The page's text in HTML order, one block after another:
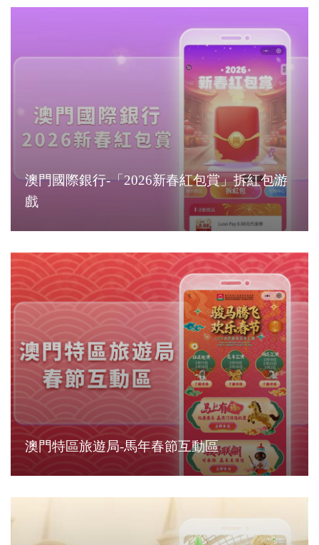
澳門國際銀行-「2026新春紅包賞」拆紅包游
戲
澳門特區旅遊局-馬年春節互動區